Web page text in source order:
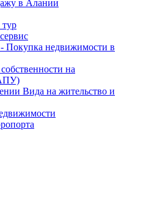
в Алании
Покупка недвижимости в
на
Вида на жительство и